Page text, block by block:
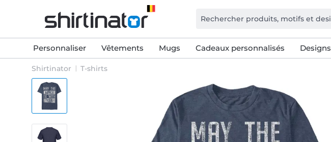
Personnaliser Vêtements Mugs Cadeaux personnalisés Designs
Shirtinator T-shirts